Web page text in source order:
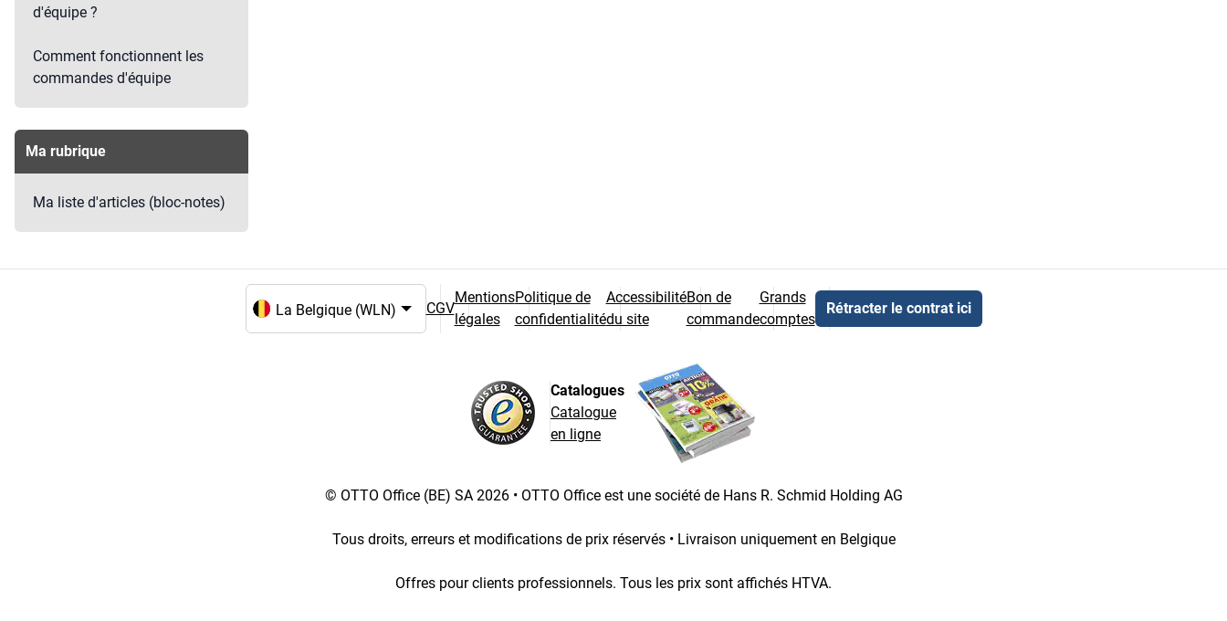
d'équipe ?
Comment fonctionnent les
commandes d'équipe
Ma rubrique
Ma liste d'articles (bloc-notes)
Choix de la langue et du pays
CGV
Mentions
légales
Politique de
confidentialité
Accessibilité
du site
Bon de
commande
Grands
comptes
Rétracter le contrat ici
Catalogues
Catalogue
en ligne
© OTTO Office (BE) SA 2026 • OTTO Office est une société de Hans R. Schmid Holding AG
Tous droits, erreurs et modifications de prix réservés • Livraison uniquement en Belgique
Offres pour clients professionnels. Tous les prix sont affichés HTVA.